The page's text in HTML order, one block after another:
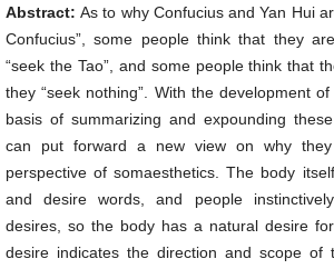
Abstract:As to why Confucius and Yan Hui
Confucius”, some people think that they
“seek the Tao”, and some people think that
they “seek nothing”. With the development
basis of summarizing and expounding
can put forward a new view on why
perspective of somaesthetics. The body
and desire words, and people
desires, so the body has a natural desire
desire indicates the direction and scope of